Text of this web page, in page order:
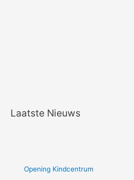
Laatste Nieuws
Opening Kindcentrum